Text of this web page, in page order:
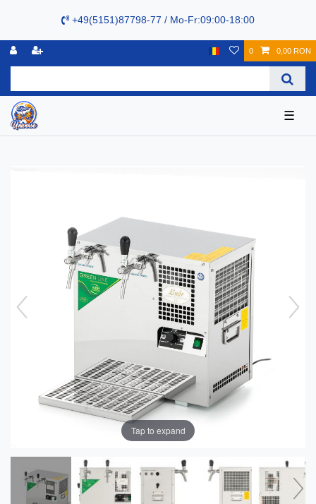
+49(5151)87798-77 / Mo-Fr:09:00-18:00
0 0,00 RON
☰
Tap to expand